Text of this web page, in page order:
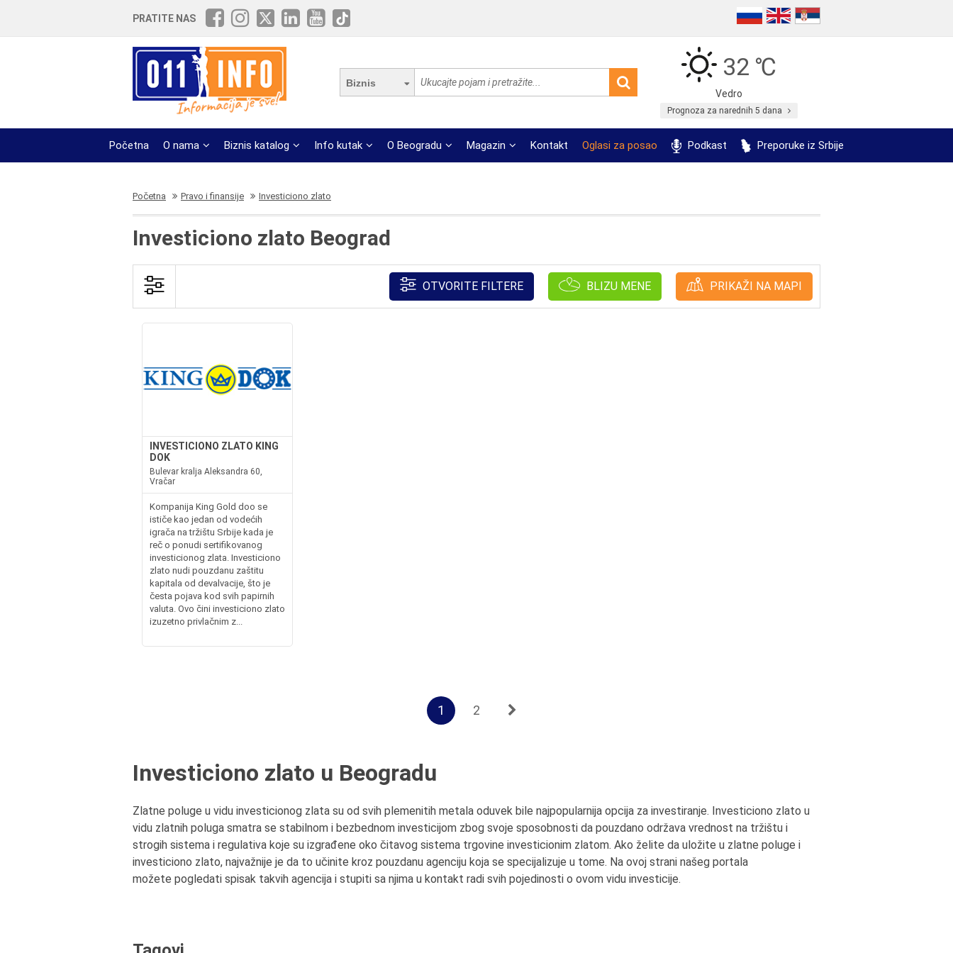
PRATITE NAS
Biznis
32 ℃
Vedro
Prognoza za narednih 5 dana
Početna O nama Biznis katalog Info kutak O Beogradu Magazin Kontakt Oglasi za posao Podkast Preporuke iz Srbije
Početna Pravo i finansije Investiciono zlato
Investiciono zlato Beograd
OTVORITE FILTERE BLIZU MENE PRIKAŽI NA MAPI
INVESTICIONO ZLATO KING
DOK
Bulevar kralja Aleksandra 60,
Vračar
Kompanija King Gold doo se
ističe kao jedan od vodećih
igrača na tržištu Srbije kada je
reč o ponudi sertifikovanog
investicionog zlata. Investiciono
zlato nudi pouzdanu zaštitu
kapitala od devalvacije, što je
česta pojava kod svih papirnih
valuta. Ovo čini investiciono zlato
izuzetno privlačnim z...
1 2
Investiciono zlato u Beogradu
Zlatne poluge u vidu investicionog zlata su od svih plemenitih metala oduvek bile najpopularnija opcija za investiranje. Investiciono zlato u
vidu zlatnih poluga smatra se stabilnom i bezbednom investicijom zbog svoje sposobnosti da pouzdano održava vrednost na tržištu i
strogih sistema i regulativa koje su izgrađene oko čitavog sistema trgovine investicionim zlatom. Ako želite da uložite u zlatne poluge i
investiciono zlato, najvažnije je da to učinite kroz pouzdanu agenciju koja se specijalizuje u tome. Na ovoj strani našeg portala
možete pogledati spisak takvih agencija i stupiti sa njima u kontakt radi svih pojedinosti o ovom vidu investicije.